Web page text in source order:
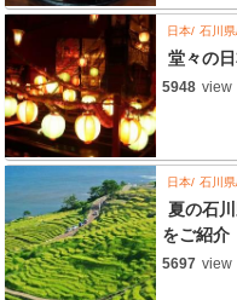
日本 石川県
堂々の
5948 view
日本 石川県
夏の石
をご紹介
5697 view